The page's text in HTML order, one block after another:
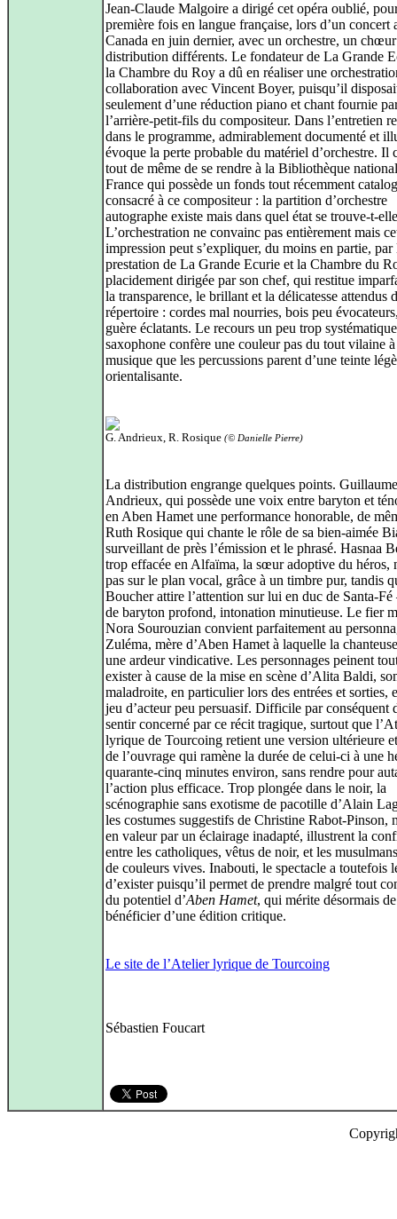
Jean-Claude Malgoire a dirigé cet opéra oublié,
première fois en langue française, lors d’un concert
Canada en juin dernier, avec un orchestre, un
distribution différents. Le fondateur de La Grande
la Chambre du Roy a dû en réaliser une
collaboration avec Vincent Boyer, puisqu’il
seulement d’une réduction piano et chant fournie
l’arrière-petit-fils du compositeur. Dans l’entretien
dans le programme, admirablement documenté et
évoque la perte probable du matériel d’orchestre. Il
tout de même de se rendre à la Bibliothèque
France qui possède un fonds tout récemment
consacré à ce compositeur : la partition d’orchestre
autographe existe mais dans quel état se trouve-t-
L’orchestration ne convainc pas entièrement mais
impression peut s’expliquer, du moins en partie, par
prestation de La Grande Ecurie et la Chambre du
placidement dirigée par son chef, qui restitue
la transparence, le brillant et la délicatesse attendus
répertoire : cordes mal nourries, bois peu
guère éclatants. Le recours un peu trop
saxophone confère une couleur pas du tout vilaine à
musique que les percussions parent d’une teinte
orientalisante.
G. Andrieux, R. Rosique (© Danielle Pierre)
La distribution engrange quelques points. Guillaume
Andrieux, qui possède une voix entre baryton et
en Aben Hamet une performance honorable, de
Ruth Rosique qui chante le rôle de sa bien-aimée
surveillant de près l’émission et le phrasé. Hasnaa
trop effacée en Alfaïma, la sœur adoptive du héros,
pas sur le plan vocal, grâce à un timbre pur, tandis
Boucher attire l’attention sur lui en duc de Santa-
de baryton profond, intonation minutieuse. Le fier
Nora Sourouzian convient parfaitement au
Zuléma, mère d’Aben Hamet à laquelle la
une ardeur vindicative. Les personnages peinent
exister à cause de la mise en scène d’Alita Baldi,
maladroite, en particulier lors des entrées et sorties,
jeu d’acteur peu persuasif. Difficile par conséquent
sentir concerné par ce récit tragique, surtout que
lyrique de Tourcoing retient une version ultérieure
de l’ouvrage qui ramène la durée de celui-ci à une
quarante-cinq minutes environ, sans rendre pour
l’action plus efficace. Trop plongée dans le noir, la
scénographie sans exotisme de pacotille d’Alain
les costumes suggestifs de Christine Rabot-Pinson,
en valeur par un éclairage inadapté, illustrent la
entre les catholiques, vêtus de noir, et les
de couleurs vives. Inabouti, le spectacle a toutefois
d’exister puisqu’il permet de prendre malgré tout
du potentiel d’Aben Hamet, qui mérite désormais de
bénéficier d’une édition critique.
Le site de l’Atelier lyrique de Tourcoing
Sébastien Foucart